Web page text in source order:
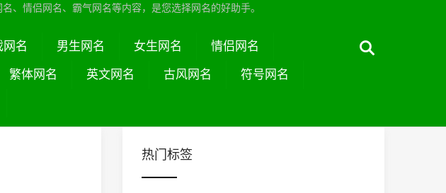
、情侣网名、霸气网名等内容，是您选择网名的好助手。
网名 男生网名 女生网名 情侣网名
繁体网名 英文网名 古风网名 符号网名
热门标签